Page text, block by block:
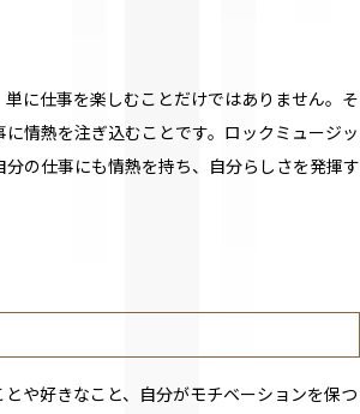
に仕事を楽しむことだけではありません。そ
情熱を注ぎ込むことです。ロックミュージッ
の仕事にも情熱を持ち、自分らしさを発揮す
や好きなこと、自分がモチベーションを保つ